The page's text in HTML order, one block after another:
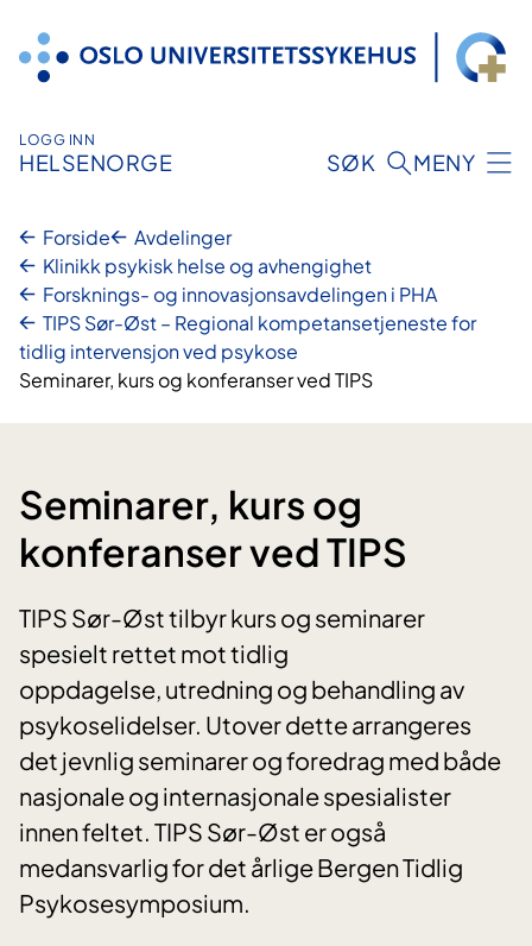
innhold
LOGG INN
HELSENORGE SØK MENY
Forside
Avdelinger
Klinikk psykisk helse og avhengighet
Forsknings- og innovasjonsavdelingen i PHA
TIPS Sør-Øst – Regional kompetansetjeneste for
tidlig intervensjon ved psykose
Seminarer, kurs og konferanser ved TIPS
Seminarer, kurs og
konferanser ved TIPS
TIPS Sør-Øst tilbyr kurs og seminarer
spesielt rettet mot tidlig
oppdagelse, utredning og behandling av
psykoselidelser. Utover dette arrangeres
det jevnlig seminarer og foredrag med både
nasjonale og internasjonale spesialister
innen feltet. TIPS Sør-Øst er også
medansvarlig for det årlige Bergen Tidlig
Psykosesymposium.